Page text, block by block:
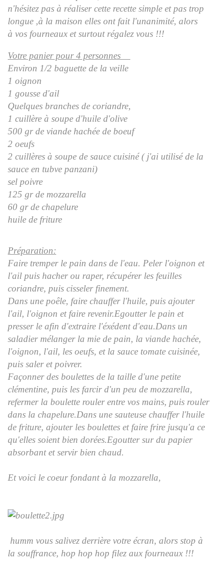
n'hésitez pas à réaliser cette recette simple et pas trop
longue ,à la maison elles ont fait l'unanimité, alors
à vos fourneaux et surtout régalez vous !!!
Votre panier pour 4 personnes
Environ 1/2 baguette de la veille
1 oignon
1 gousse d'ail
Quelques branches de coriandre,
1 cuillère à soupe d'huile d'olive
500 gr de viande hachée de boeuf
2 oeufs
2 cuillères à soupe de sauce cuisiné ( j'ai utilisé de la
sauce en tubve panzani)
sel poivre
125 gr de mozzarella
60 gr de chapelure
huile de friture
Préparation:
Faire tremper le pain dans de l'eau. Peler l'oignon et
l'ail puis hacher ou raper, récupérer les feuilles
coriandre, puis cisseler finement.
Dans une poêle, faire chauffer l'huile, puis ajouter
l'ail, l'oignon et faire revenir.Egoutter le pain et
presser le afin d'extraire l'éxédent d'eau.Dans un
saladier mélanger la mie de pain, la viande hachée,
l'oignon, l'ail, les oeufs, et la sauce tomate cuisinée,
puis saler et poivrer.
Façonner des boulettes de la taille d'une petite
clémentine, puis les farcir d'un peu de mozzarella,
refermer la boulette rouler entre vos mains, puis rouler
dans la chapelure.Dans une sauteuse chauffer l'huile
de friture, ajouter les boulettes et faire frire jusqu'a ce
qu'elles soient bien dorées.Egoutter sur du papier
absorbant et servir bien chaud.
Et voici le coeur fondant à la mozzarella,
humm vous salivez derrière votre écran, alors stop à
la souffrance, hop hop hop filez aux fourneaux !!!